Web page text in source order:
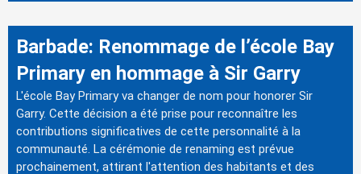
Barbade: Renommage de l’école Bay
Primary en hommage à Sir Garry
L'école Bay Primary va changer de nom pour honorer Sir
Garry. Cette décision a été prise pour reconnaître les
contributions significatives de cette personnalité à la
communauté. La cérémonie de renaming est prévue
prochainement, attirant l'attention des habitants et des